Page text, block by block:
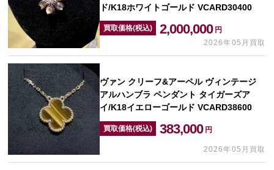
ド/K18ホワイトゴールド VCARD30400
買取価格(税込) 2,000,000 円
2026年05月買取
ヴァン クリーフ&アーペル ヴィンテージ
アルハンブラ ペンダント タイガーズア
イ/K18イエローゴールド VCARD38600
買取価格(税込) 383,000 円
2026年05月買取